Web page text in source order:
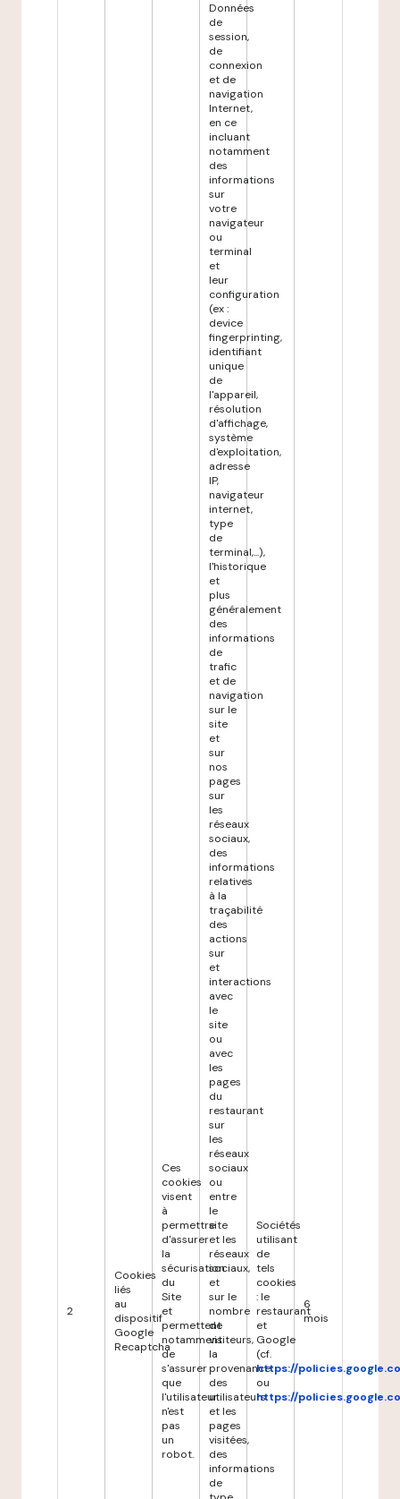
2
Cookies
liés
au
dispositif
Google
Recaptcha
Ces
cookies
visent
à
permettre
d'assurer
la
sécurisation
du
Site
et
permettent
notamment
de
s'assurer
que
l'utilisateur
n'est
pas
un
robot.
Données
de
session,
de
connexion
et de
navigation
Internet,
en ce
incluant
notamment
des
informations
sur
votre
navigateur
ou
terminal
et
leur
configuration
(ex :
device
fingerprinting,
identifiant
unique
de
l'appareil,
résolution
d'affichage,
système
d'exploitation,
adresse
IP,
navigateur
internet,
type
de
terminal,...),
l'historique
et
plus
généralement
des
informations
de
trafic
et de
navigation
sur le
site
et
sur
nos
pages
sur
les
réseaux
sociaux,
des
informations
relatives
à la
traçabilité
des
actions
sur
et
interactions
avec
le
site
ou
avec
les
pages
du
restaurant
sur
les
réseaux
sociaux
ou
entre
le
site
et les
réseaux
sociaux,
et
sur le
nombre
de
visiteurs,
la
provenance
des
utilisateurs
et les
pages
visitées,
des
informations
de
Sociétés
utilisant
de
tels
cookies
: le
restaurant
et
Google
(cf.
https://
ou
https://
6
mois